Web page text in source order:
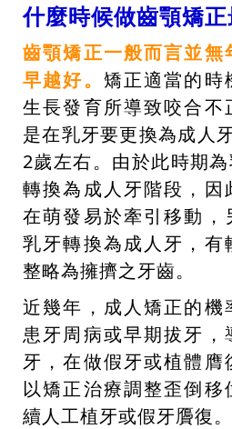
什麼時候做齒顎矯正
齒顎矯正一般而言並無
早越好。 矯正適當的時
生長發育所導致咬合不
是在乳牙要更換為成人
2歲左右。由於此時期
轉換為成人牙階段，因
在萌發易於牽引移動，
乳牙轉換為成人牙，有
整略為擁擠之牙齒。
近幾年，成人矯正的機
患牙周病或早期拔牙，
牙，在做假牙或植體膺
以矯正治療調整歪倒移
續人工植牙或假牙贗復。